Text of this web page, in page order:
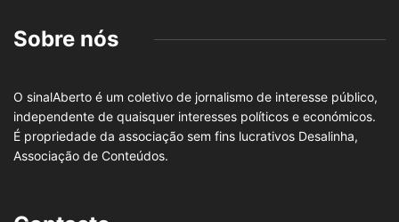
Sobre nós
O sinalAberto é um coletivo de jornalismo de interesse público,
independente de quaisquer interesses políticos e económicos.
É propriedade da associação sem fins lucrativos Desalinha,
Associação de Conteúdos.